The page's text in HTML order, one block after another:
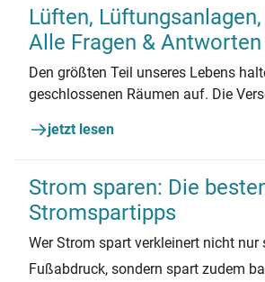
Heizungsoptimierung dazugehören
Lüften,
Alle Fragen & Antworten
Den größten Teil unseres Lebens
geschlossenen Räumen auf. Die
Thema – für unsere Gesundheit,
Bausubstanz unserer Häuser. Hier
Informationen zu richtigem Lüften
Lüftungsanlagen und Fenstern im
jetzt lesen
Strom sparen: Die
Stromspartipps
Wer Strom spart verkleinert nicht nur
Fußabdruck, sondern spart zudem